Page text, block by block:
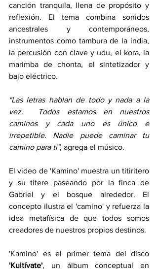
canción tranquila, llena de propósito y
reflexión. El tema combina sonidos
ancestrales y contemporáneos,
instrumentos como tambura de la india,
la percusión con clave y udu, el kora, la
marimba de chonta, el sintetizador y
bajo eléctrico.
"Las letras hablan de todo y nada a la
vez.  Todos estamos en nuestros
caminos y cada uno es único e
irrepetible. Nadie puede caminar tu
camino para ti", agrega el músico.
El video de 'Kamino' muestra un titiritero
y su títere paseando por la finca de
Gabriel y el bosque alrededor. El
concepto ilustra el 'camino' y refuerza la
idea metafísica de que todos somos
creadores de nuestros propios destinos.
'Kultívate', un álbum conceptual en